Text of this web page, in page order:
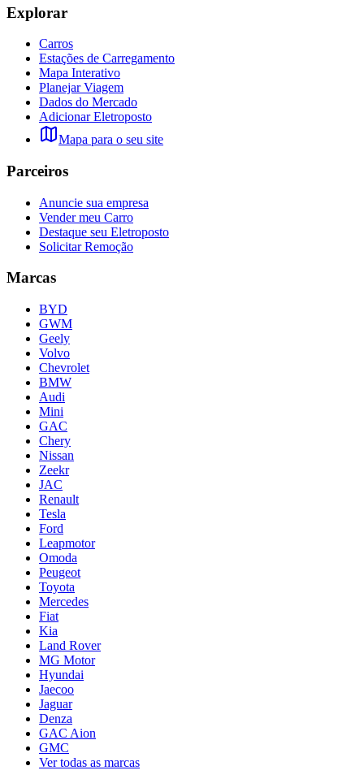
Explorar
Carros
Estações de Carregamento
Mapa Interativo
Planejar Viagem
Dados do Mercado
Adicionar Eletroposto
Mapa para o seu site
Parceiros
Anuncie sua empresa
Vender meu Carro
Destaque seu Eletroposto
Solicitar Remoção
Marcas
BYD
GWM
Geely
Volvo
Chevrolet
BMW
Audi
Mini
GAC
Chery
Nissan
Zeekr
JAC
Renault
Tesla
Ford
Leapmotor
Omoda
Peugeot
Toyota
Mercedes
Fiat
Kia
Land Rover
MG Motor
Hyundai
Jaecoo
Jaguar
Denza
GAC Aion
GMC
Ver todas as marcas